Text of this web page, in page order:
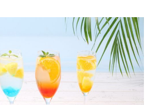
メニュー